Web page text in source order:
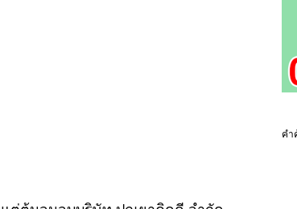
คำ